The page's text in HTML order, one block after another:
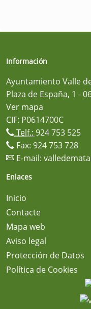
Información
Ayuntamiento Valle
Plaza de España, 1 -
Ver mapa
CIF: P0614700C
Telf.: 924 753 525
Fax: 924 753 728
E-mail:
Enlaces
Inicio
Contacte
Mapa web
Aviso legal
Protección de Datos
Política de Cookies